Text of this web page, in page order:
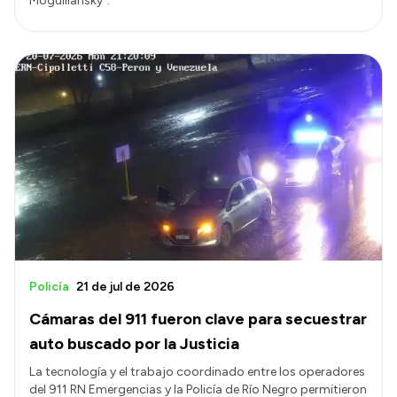
Cámaras del 911 fueron clave para secuestrar
auto buscado por la Justicia
Policía 21 de jul de 2026
La tecnología y el trabajo coordinado entre los operadores
del 911 RN Emergencias y la Policía de Río Negro permitieron